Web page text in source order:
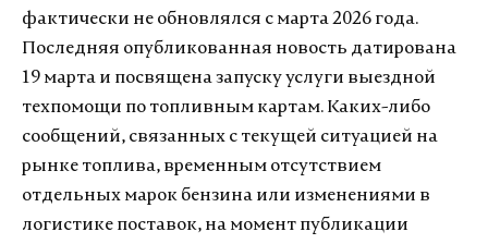
фактически не обновлялся с марта 2026 года.
Последняя опубликованная новость датирована
19 марта и посвящена запуску услуги выездной
техпомощи по топливным картам. Каких-либо
сообщений, связанных с текущей ситуацией на
рынке топлива, временным отсутствием
отдельных марок бензина или изменениями в
логистике поставок, на момент публикации